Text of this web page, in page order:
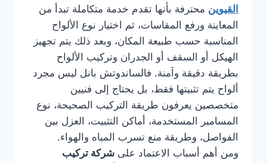
القيوين محترفة بأنها تقدم خدمة متكاملة تبدأ من
المعاينة ورفع المقاسات، ثم اختيار نوع الألواح
المناسبة حسب طبيعة المكان، وبعد ذلك يتم تجهيز
الهيكل أو السقف أو الجدران وتركيب الألواح
بطريقة دقيقة وآمنة. فالساندوتش بانل ليس مجرد
ألواح يتم تثبيتها فقط، بل يحتاج إلى فنيين
متخصصين يعرفون طريقة التركيب الصحيحة، نوع
المسامير المستخدمة، أماكن التثبيت، العزل بين
الفواصل، وطريقة منع تسرب المياه والهواء.
ومن أهم أسباب الاعتماد على شركة تركيب